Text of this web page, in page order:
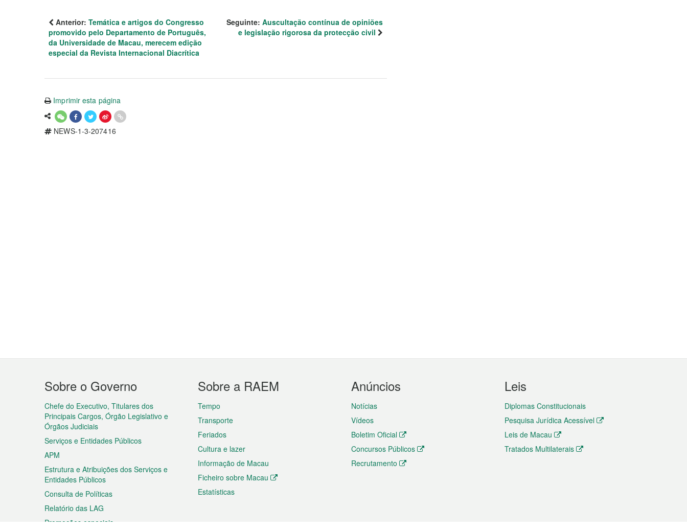
Anterior: Temática e artigos do Congresso
promovido pelo Departamento de Português,
da Universidade de Macau, merecem edição
especial da Revista Internacional Diacrítica
Seguinte: Auscultação contínua de opiniões
e legislação rigorosa da protecção civil
Imprimir esta página
NEWS-1-3-207416
Menu
do
rodapé
Sobre o Governo
Chefe do Executivo, Titulares dos
Principais Cargos, Órgão Legislativo e
Órgãos Judiciais
Serviços e Entidades Públicos
APM
Estrutura e Atribuições dos Serviços e
Entidades Públicos
Consulta de Políticas
Relatório das LAG
Promoções especiais
Sobre a RAEM
Tempo
Transporte
Feriados
Cultura e lazer
Informação de Macau
Ficheiro sobre Macau
Estatísticas
Anúncios
Notícias
Vídeos
Boletim Oficial
Concursos Públicos
Recrutamento
Leis
Diplomas Constitucionais
Pesquisa Jurídica Acessível
Leis de Macau
Tratados Multilaterais